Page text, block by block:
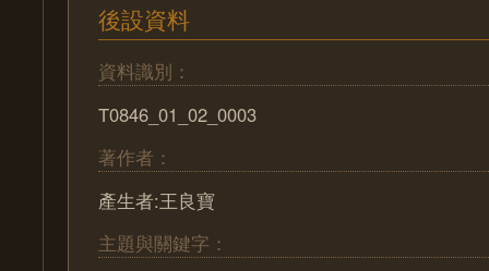
後設資料
資料識別：
T0846_01_02_0003
著作者：
產生者:王良寶
主題與關鍵字：